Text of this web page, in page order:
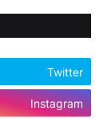
Twitter
Instagram